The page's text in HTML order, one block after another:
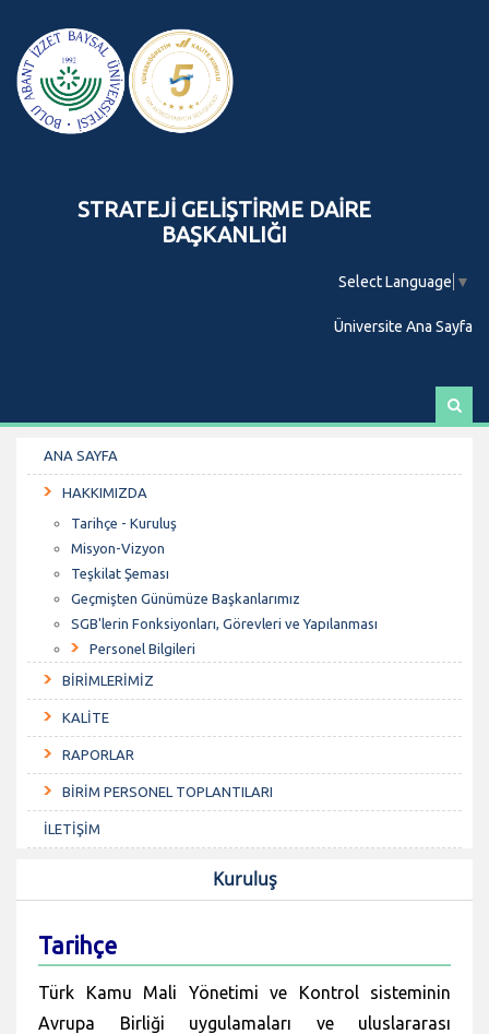
STRATEJİ GELİŞTİRME DAİRE
BAŞKANLIĞI
Select Language ▼
Üniversite Ana Sayfa
A
r
ANA SAYFA
HAKKIMIZDA
Tarihçe - Kuruluş
Misyon-Vizyon
Teşkilat Şeması
Geçmişten Günümüze Başkanlarımız
SGB'lerin Fonksiyonları, Görevleri ve Yapılanması
Personel Bilgileri
BİRİMLERİMİZ
KALİTE
RAPORLAR
BİRİM PERSONEL TOPLANTILARI
İLETİŞİM
Kuruluş
Tarihçe
Türk Kamu Mali Yönetimi ve Kontrol sisteminin
Avrupa Birliği uygulamaları ve uluslararası